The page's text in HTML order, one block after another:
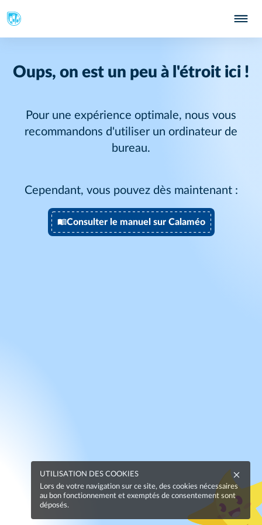
Oups, on est un peu à l'étroit ici !
Pour une expérience optimale, nous vous
recommandons d'utiliser un ordinateur de
bureau.
Cependant, vous pouvez dès maintenant :
Consulter le manuel sur Calaméo
UTILISATION DES COOKIES
Lors de votre navigation sur ce site, des cookies nécessaires
au bon fonctionnement et exemptés de consentement sont
déposés.